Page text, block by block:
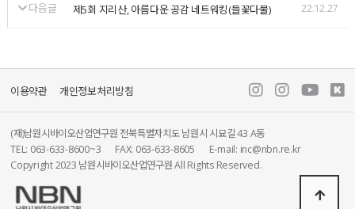
다음글 제5회 지리산, 아름다운 공감 네트워킹(들꽃다물) 22.12.27
이용약관 개인정보처리방침
(재)남원시바이오산업연구원 전북특별자치도 남원시 시묘길 43 A동
TEL: 063-633-8600~3
FAX: 063-633-8605
E-mail: inc@nbn.re.kr
Copyright 2023 남원시바이오산업연구원 All Rights Reserved.